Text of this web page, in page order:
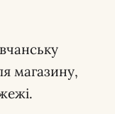
магазину,